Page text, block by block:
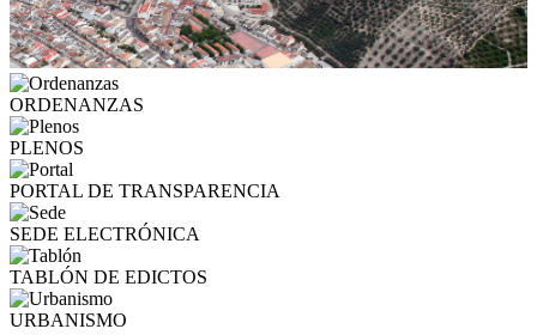
ORDENANZAS
PLENOS
PORTAL DE TRANSPARENCIA
SEDE ELECTRÓNICA
TABLÓN DE EDICTOS
URBANISMO